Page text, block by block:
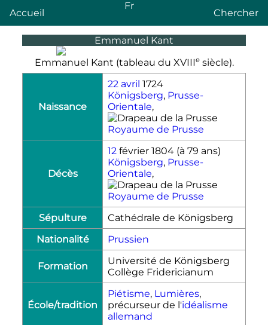
Accueil
Fr
Chercher
Emmanuel Kant
Emmanuel Kant (tableau du XVIIIesiècle).
Naissance
22 avril 1724
Königsberg, Prusse-
Orientale,
Royaume de Prusse
Décès
12 février 1804 (à 79 ans)
Königsberg, Prusse-
Orientale,
Royaume de Prusse
Sépulture
Cathédrale de Königsberg
Nationalité
Prussien
Formation
Université de Königsberg
Collège Fridericianum
École/tradition
Piétisme, Lumières,
précurseur de l'idéalisme
allemand